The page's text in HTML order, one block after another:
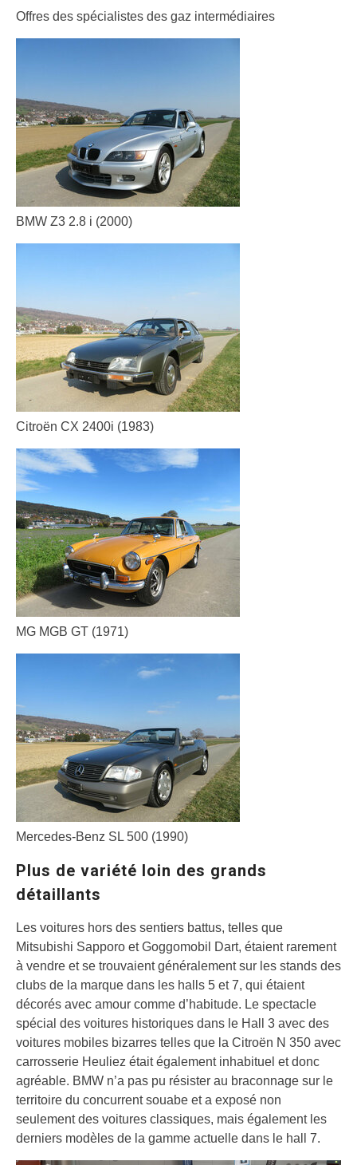
Offres des spécialistes des gaz intermédiaires
BMW Z3 2.8 i (2000)
Citroën CX 2400i (1983)
MG MGB GT (1971)
Mercedes-Benz SL 500 (1990)
Plus de variété loin des grands
détaillants
Les voitures hors des sentiers battus, telles que
Mitsubishi Sapporo et Goggomobil Dart, étaient rarement
à vendre et se trouvaient généralement sur les stands des
clubs de la marque dans les halls 5 et 7, qui étaient
décorés avec amour comme d’habitude. Le spectacle
spécial des voitures historiques dans le Hall 3 avec des
voitures mobiles bizarres telles que la Citroën N 350 avec
carrosserie Heuliez était également inhabituel et donc
agréable. BMW n’a pas pu résister au braconnage sur le
territoire du concurrent souabe et a exposé non
seulement des voitures classiques, mais également les
derniers modèles de la gamme actuelle dans le hall 7.